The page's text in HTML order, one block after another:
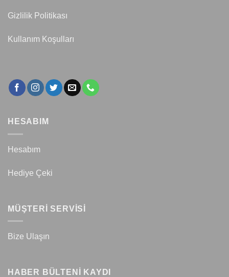
Gizlilik Politikası
Kullanım Koşulları
HESABIM
Hesabım
Hediye Çeki
MÜŞTERİ SERVİSİ
Bize Ulaşın
HABER BÜLTENİ KAYDI